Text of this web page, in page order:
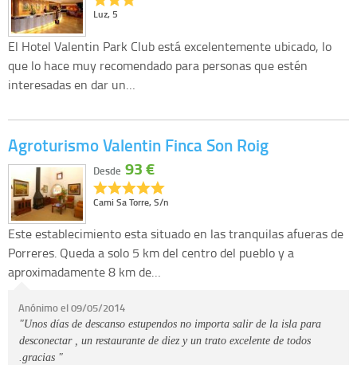
Luz, 5
El Hotel Valentin Park Club está excelentemente ubicado, lo
que lo hace muy recomendado para personas que estén
interesadas en dar un…
Agroturismo Valentin Finca Son Roig
Cami Sa Torre, S/n
Desde 93 €
Este establecimiento esta situado en las tranquilas afueras de
Porreres. Queda a solo 5 km del centro del pueblo y a
aproximadamente 8 km de…
Anónimo el 09/05/2014
"Unos días de descanso estupendos no importa salir de la isla para
desconectar , un restaurante de diez y un trato excelente de todos
.gracias "